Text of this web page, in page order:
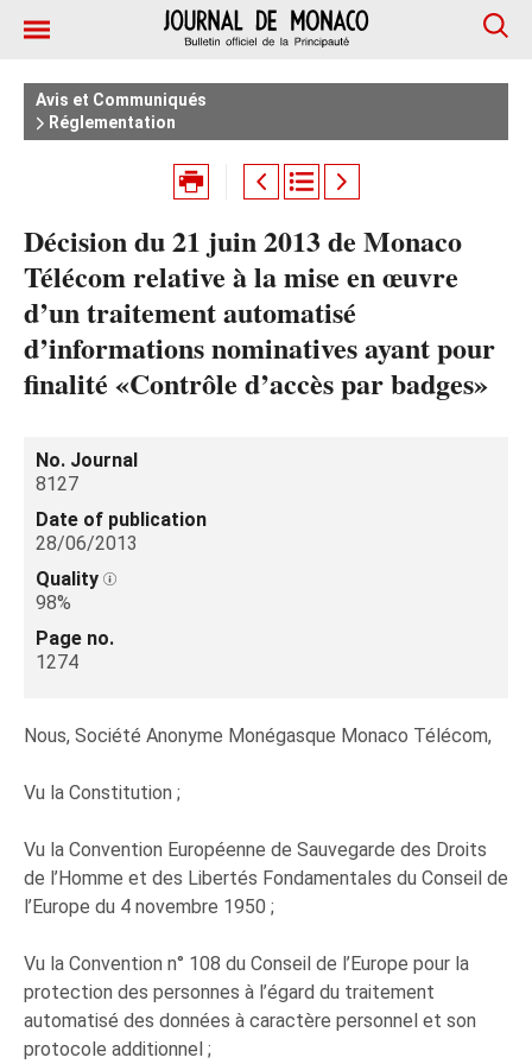
Avis et Communiqués
Réglementation
Décision du 21 juin 2013 de Monaco
Télécom relative à la mise en œuvre
d’un traitement automatisé
d’informations nominatives ayant pour
finalité «Contrôle d’accès par badges»
No. Journal
8127
Date of publication
28/06/2013
Quality
98%
Page no.
1274
Nous, Société Anonyme Monégasque Monaco Télécom,
Vu la Constitution ;
Vu la Convention Européenne de Sauvegarde des Droits
de l’Homme et des Libertés Fondamentales du Conseil de
l’Europe du 4 novembre 1950 ;
Vu la Convention n° 108 du Conseil de l’Europe pour la
protection des personnes à l’égard du traitement
automatisé des données à caractère personnel et son
protocole additionnel ;